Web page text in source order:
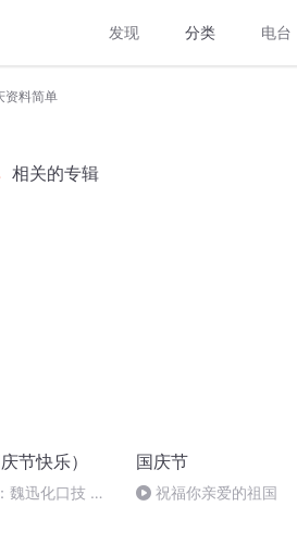
发现 分类 电台
资料简单
相关的专辑
节快乐）
魏迅化口技 二
国庆节
祝福你亲爱的祖国